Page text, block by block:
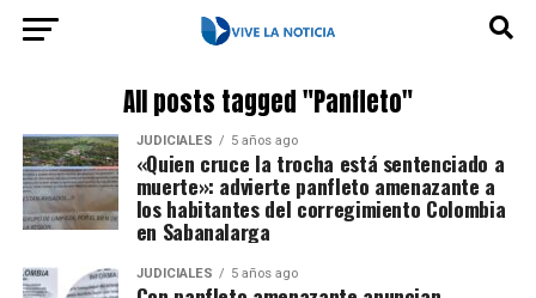
All posts tagged "Panfleto"
JUDICIALES 5 años ago
«Quien cruce la trocha está sentenciado a
muerte»: advierte panfleto amenazante a
los habitantes del corregimiento Colombia
en Sabanalarga
JUDICIALES 5 años ago